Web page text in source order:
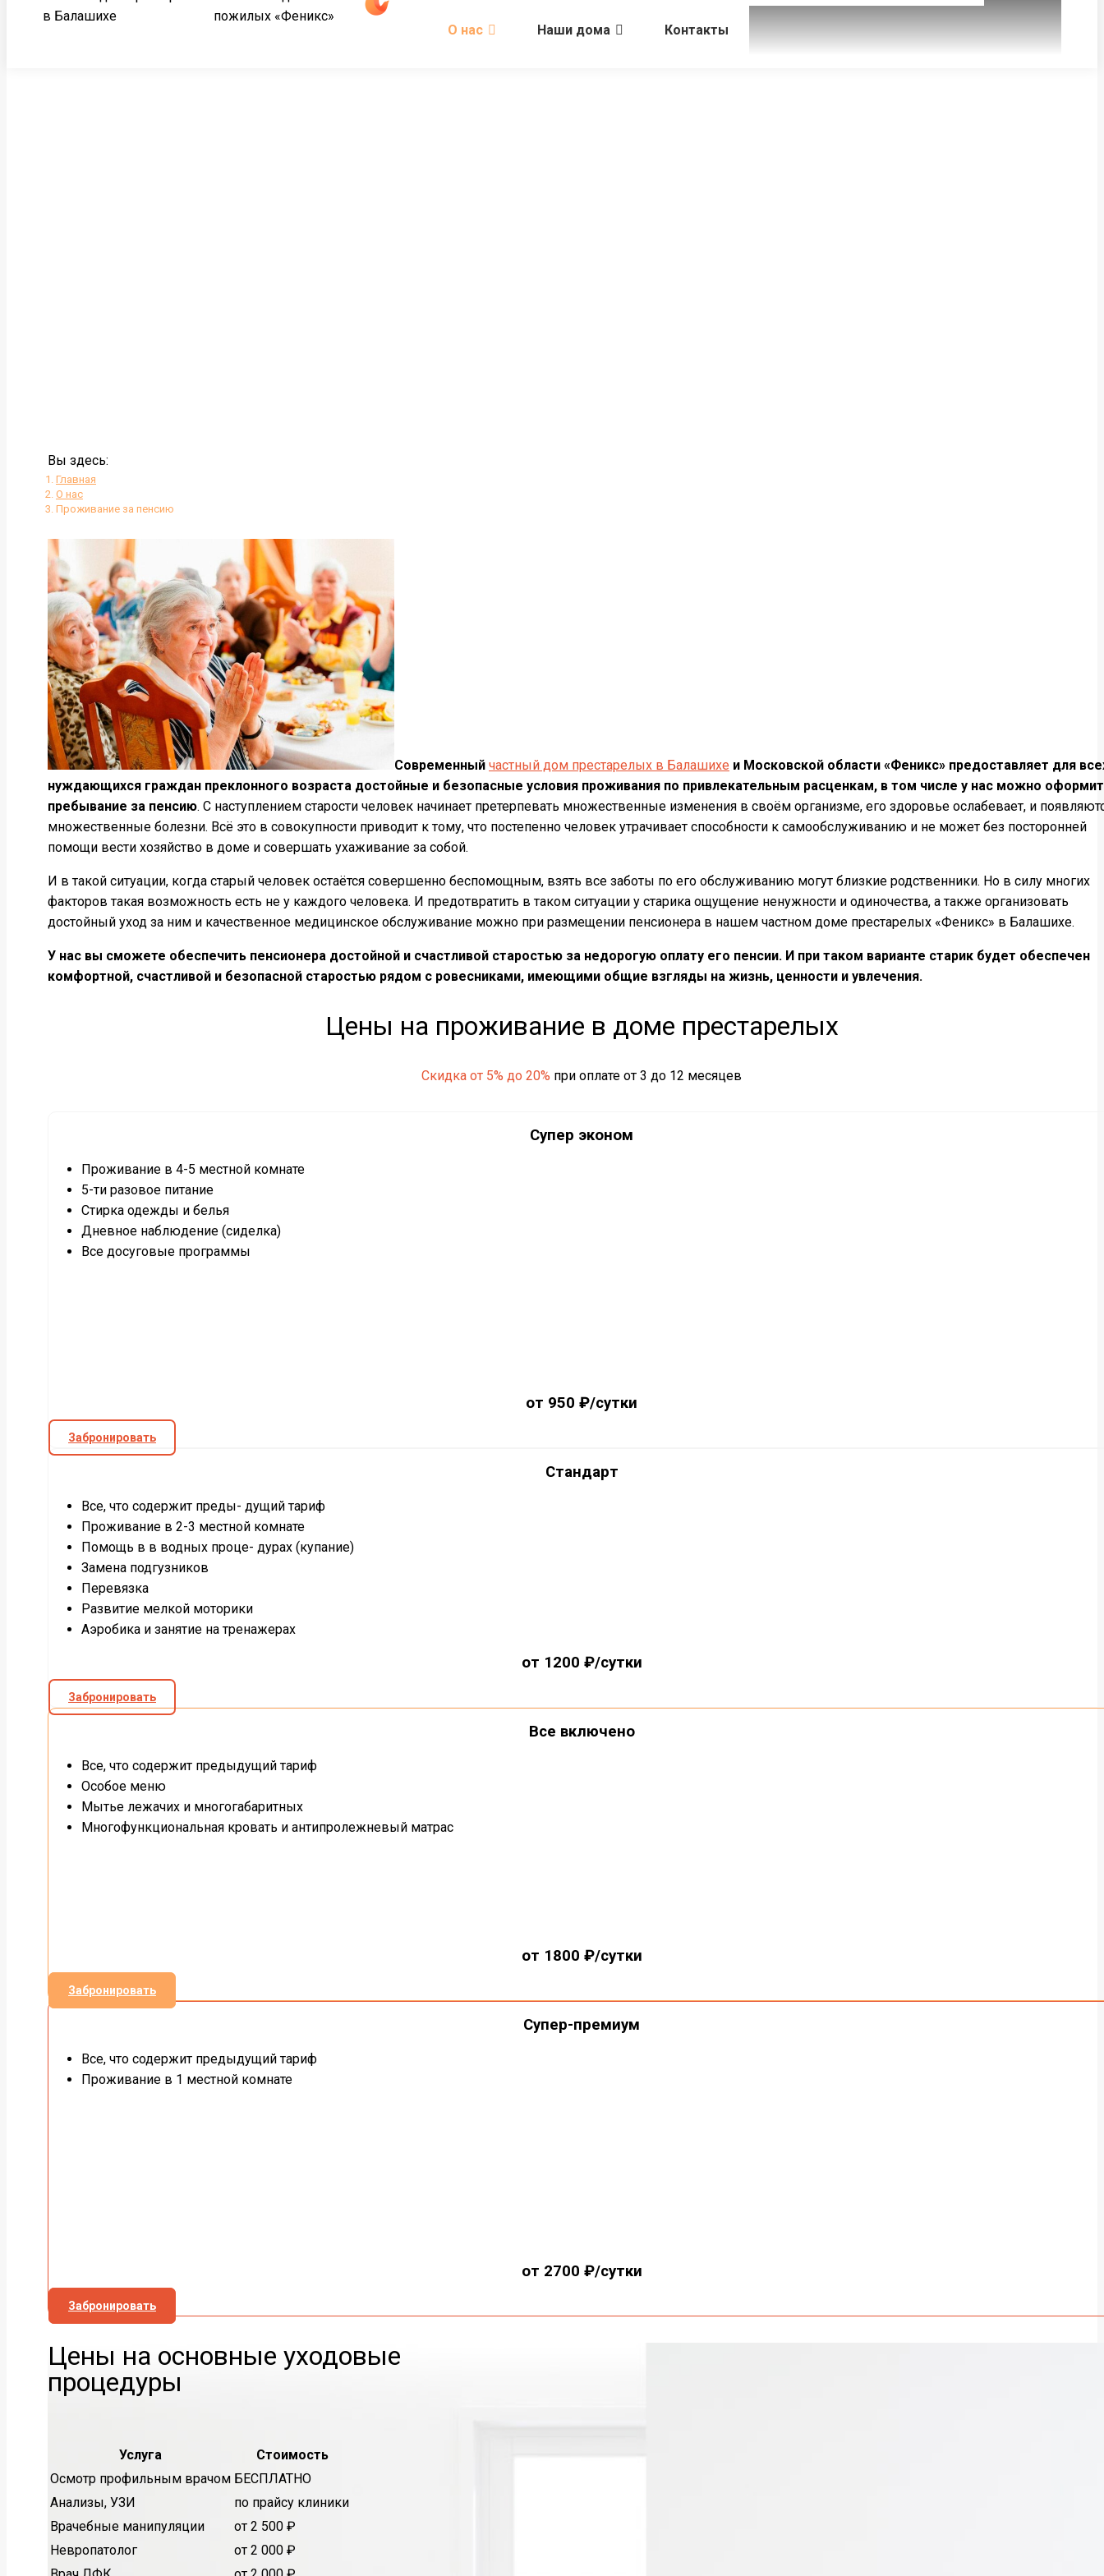
в Балашихе
пожилых «Феникс»
О нас Наши дома Контакты
Вы здесь:
Главная
О нас
Проживание за пенсию
Современный частный дом престарелых в Балашихе и Московской области «Феникс» предоставляет для
нуждающихся граждан преклонного возраста достойные и безопасные условия проживания по привлекательным расценкам, в том числе у нас можно
пребывание за пенсию. С наступлением старости человек начинает претерпевать множественные изменения в своём организме, его здоровье ослабевает, и
множественные болезни. Всё это в совокупности приводит к тому, что постепенно человек утрачивает способности к самообслуживанию и не может без посторонней
помощи вести хозяйство в доме и совершать ухаживание за собой.
И в такой ситуации, когда старый человек остаётся совершенно беспомощным, взять все заботы по его обслуживанию могут близкие родственники. Но в силу многих
факторов такая возможность есть не у каждого человека. И предотвратить в таком ситуации у старика ощущение ненужности и одиночества, а также организовать
достойный уход за ним и качественное медицинское обслуживание можно при размещении пенсионера в нашем частном доме престарелых «Феникс» в Балашихе.
У нас вы сможете обеспечить пенсионера достойной и счастливой старостью за недорогую оплату его пенсии. И при таком варианте старик будет обеспечен
комфортной, счастливой и безопасной старостью рядом с ровесниками, имеющими общие взгляды на жизнь, ценности и увлечения.
Цены на проживание в доме престарелых
Скидка от 5% до 20% при оплате от 3 до 12 месяцев
Супер эконом
Проживание в 4-5 местной комнате
5-ти разовое питание
Стирка одежды и белья
Дневное наблюдение (сиделка)
Все досуговые программы
от 950 ₽/сутки
Забронировать
Стандарт
Все, что содержит преды- дущий тариф
Проживание в 2-3 местной комнате
Помощь в в водных проце- дурах (купание)
Замена подгузников
Перевязка
Развитие мелкой моторики
Аэробика и занятие на тренажерах
от 1200 ₽/сутки
Забронировать
Все включено
Все, что содержит предыдущий тариф
Особое меню
Мытье лежачих и многогабаритных
Многофункциональная кровать и антипролежневый матрас
от 1800 ₽/сутки
Забронировать
Супер-премиум
Все, что содержит предыдущий тариф
Проживание в 1 местной комнате
от 2700 ₽/сутки
Забронировать
Цены на основные уходовые
процедуры
Услуга
Стоимость
Осмотр профильным врачом БЕСПЛАТНО
Анализы, УЗИ
по прайсу клиники
Врачебные манипуляции
от 2 500 ₽
Невропатолог
от 2 000 ₽